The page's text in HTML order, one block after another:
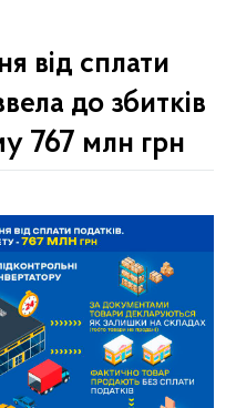
від сплати
до збитків
767 млн грн